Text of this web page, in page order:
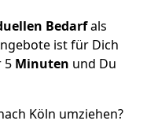
Bedarfals
ist für Dich
5 Minuten und Du
Köln umziehen?